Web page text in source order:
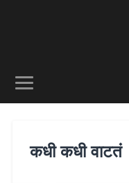
कधी कधी वाटतं